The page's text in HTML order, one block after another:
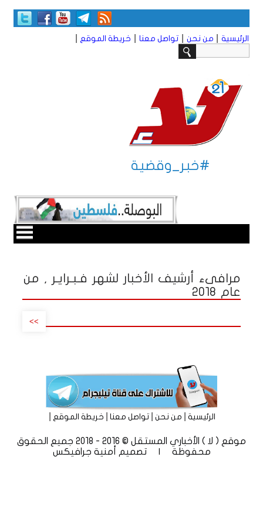
الرئيسية من نحن تواصل معنا خريطة الموقع
#خبر_وقضية
مرافىء أرشيف الأخبار لشهر فـبـرايـر , من
عام 2018
>>
الرئيسية|من نحن|تواصل معنا|خريطة الموقع
موقع ( لا ) الأخباري المستقل © 2016 - 2018 جميع الحقوق
محفوظة | تصميم
أمنية جرافيكس